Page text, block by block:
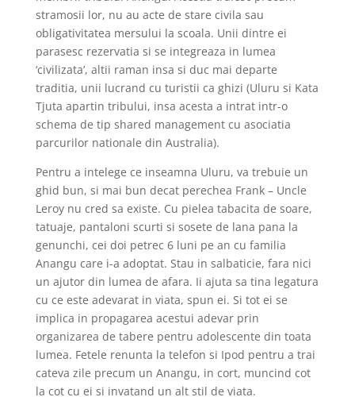
stramosii lor, nu au acte de stare civila sau
obligativitatea mersului la scoala. Unii dintre ei
parasesc rezervatia si se integreaza in lumea
‘civilizata’, altii raman insa si duc mai departe
traditia, unii lucrand cu turistii ca ghizi (Uluru si Kata
Tjuta apartin tribului, insa acesta a intrat intr-o
schema de tip shared management cu asociatia
parcurilor nationale din Australia).
Pentru a intelege ce inseamna Uluru, va trebuie un
ghid bun, si mai bun decat perechea Frank – Uncle
Leroy nu cred sa existe. Cu pielea tabacita de soare,
tatuaje, pantaloni scurti si sosete de lana pana la
genunchi, cei doi petrec 6 luni pe an cu familia
Anangu care i-a adoptat. Stau in salbaticie, fara nici
un ajutor din lumea de afara. Ii ajuta sa tina legatura
cu ce este adevarat in viata, spun ei. Si tot ei se
implica in propagarea acestui adevar prin
organizarea de tabere pentru adolescente din toata
lumea. Fetele renunta la telefon si Ipod pentru a trai
cateva zile precum un Anangu, in cort, muncind cot
la cot cu ei si invatand un alt stil de viata.